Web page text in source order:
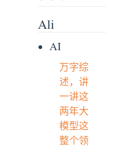
Ali
AI
万字综
述，讲
一讲这
两年大
模型这
整个领